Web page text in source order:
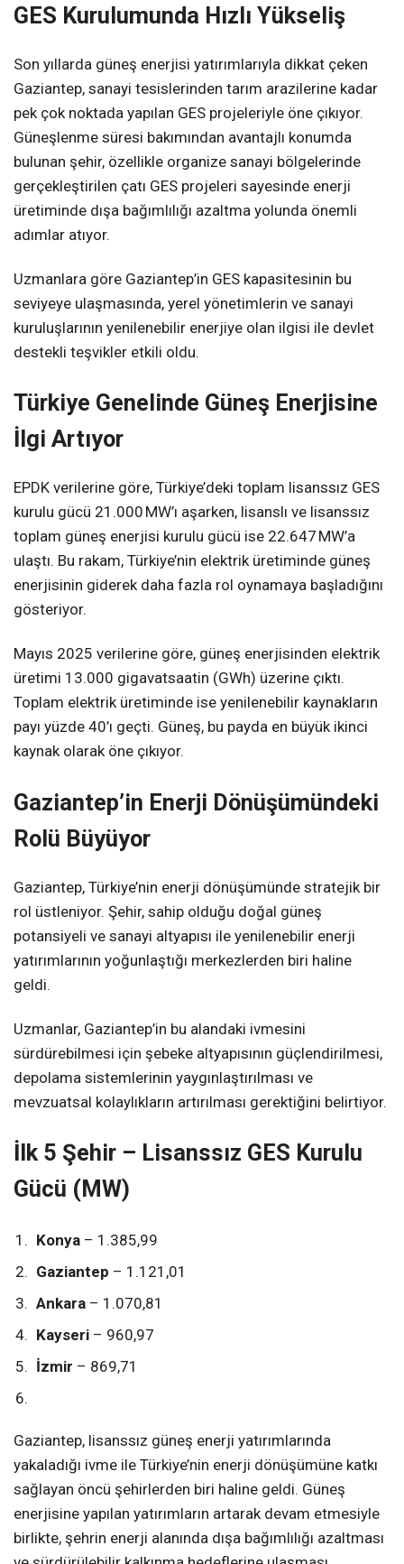
GES Kurulumunda Hızlı Yükseliş
Son yıllarda güneş enerjisi yatırımlarıyla dikkat çeken
Gaziantep, sanayi tesislerinden tarım arazilerine kadar
pek çok noktada yapılan GES projeleriyle öne çıkıyor.
Güneşlenme süresi bakımından avantajlı konumda
bulunan şehir, özellikle organize sanayi bölgelerinde
gerçekleştirilen çatı GES projeleri sayesinde enerji
üretiminde dışa bağımlılığı azaltma yolunda önemli
adımlar atıyor.
Uzmanlara göre Gaziantep’in GES kapasitesinin bu
seviyeye ulaşmasında, yerel yönetimlerin ve sanayi
kuruluşlarının yenilenebilir enerjiye olan ilgisi ile devlet
destekli teşvikler etkili oldu.
Türkiye Genelinde Güneş Enerjisine
İlgi Artıyor
EPDK verilerine göre, Türkiye’deki toplam lisanssız GES
kurulu gücü 21.000 MW’ı aşarken, lisanslı ve lisanssız
toplam güneş enerjisi kurulu gücü ise 22.647 MW’a
ulaştı. Bu rakam, Türkiye’nin elektrik üretiminde güneş
enerjisinin giderek daha fazla rol oynamaya başladığını
gösteriyor.
Mayıs 2025 verilerine göre, güneş enerjisinden elektrik
üretimi 13.000 gigavatsaatin (GWh) üzerine çıktı.
Toplam elektrik üretiminde ise yenilenebilir kaynakların
payı yüzde 40’ı geçti. Güneş, bu payda en büyük ikinci
kaynak olarak öne çıkıyor.
Gaziantep’in Enerji Dönüşümündeki
Rolü Büyüyor
Gaziantep, Türkiye’nin enerji dönüşümünde stratejik bir
rol üstleniyor. Şehir, sahip olduğu doğal güneş
potansiyeli ve sanayi altyapısı ile yenilenebilir enerji
yatırımlarının yoğunlaştığı merkezlerden biri haline
geldi.
Uzmanlar, Gaziantep’in bu alandaki ivmesini
sürdürebilmesi için şebeke altyapısının güçlendirilmesi,
depolama sistemlerinin yaygınlaştırılması ve
mevzuatsal kolaylıkların artırılması gerektiğini belirtiyor.
İlk 5 Şehir – Lisanssız GES Kurulu
Gücü (MW)
Konya – 1.385,99
Gaziantep – 1.121,01
Ankara – 1.070,81
Kayseri – 960,97
İzmir – 869,71
Gaziantep, lisanssız güneş enerji yatırımlarında
yakaladığı ivme ile Türkiye’nin enerji dönüşümüne katkı
sağlayan öncü şehirlerden biri haline geldi. Güneş
enerjisine yapılan yatırımların artarak devam etmesiyle
birlikte, şehrin enerji alanında dışa bağımlılığı azaltması